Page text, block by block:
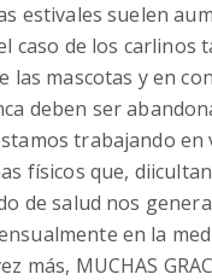
estivales suelen
caso de los carlinos
las mascotas y en
deben ser
trabajando en
físicos que,
de salud nos
en la
más, MUCHAS